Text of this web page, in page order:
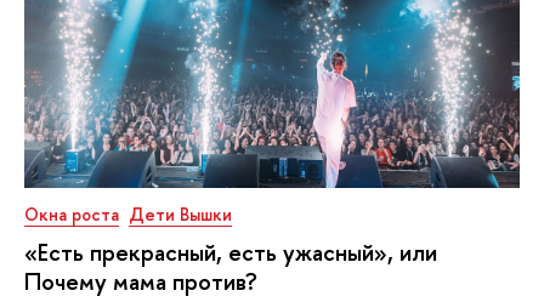
Окна роста Дети Вышки
«Есть прекрасный, есть ужасный», или
Почему мама против?